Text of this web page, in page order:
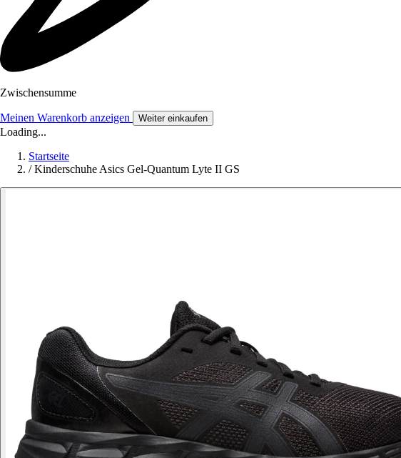
Zwischensumme
Meinen Warenkorb anzeigen Weiter einkaufen
Loading...
Startseite
/ Kinderschuhe Asics Gel-Quantum Lyte II GS